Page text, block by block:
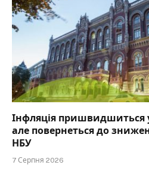
Інфляція пришвидшиться
але повернеться до
НБУ
7 Серпня 2026